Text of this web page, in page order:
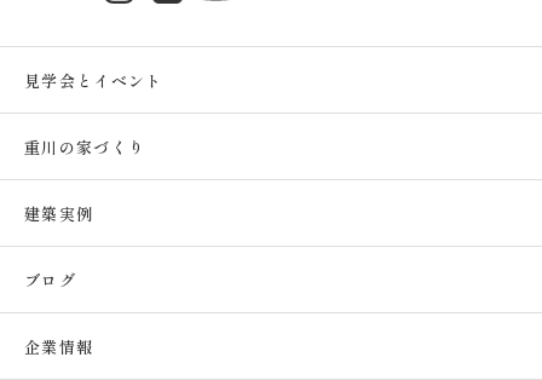
見学会とイベント
重川の家づくり
建築実例
ブログ
企業情報